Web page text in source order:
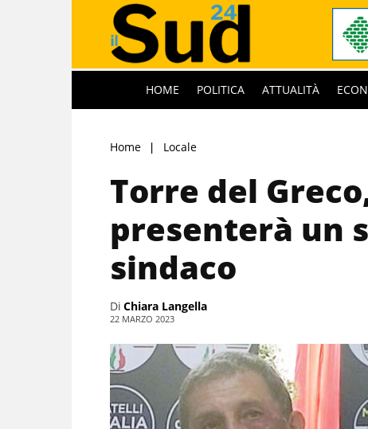
HOME POLITICA ATTUALITÀ
Home Locale
Torre del
presenterà un
sindaco
Di Chiara Langella
22 MARZO 2023